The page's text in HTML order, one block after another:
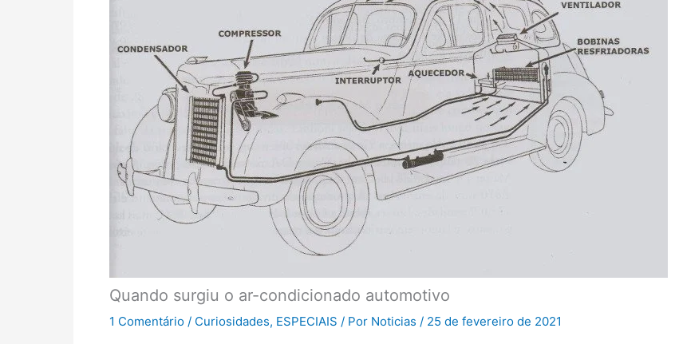
Quando surgiu o ar-condicionado automotivo
1 Comentário / Curiosidades, ESPECIAIS / Por Noticias / 25 de fevereiro de 2021